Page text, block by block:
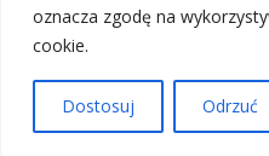
oznacza zgodę na
cookie.
Dostosuj Odrzuć